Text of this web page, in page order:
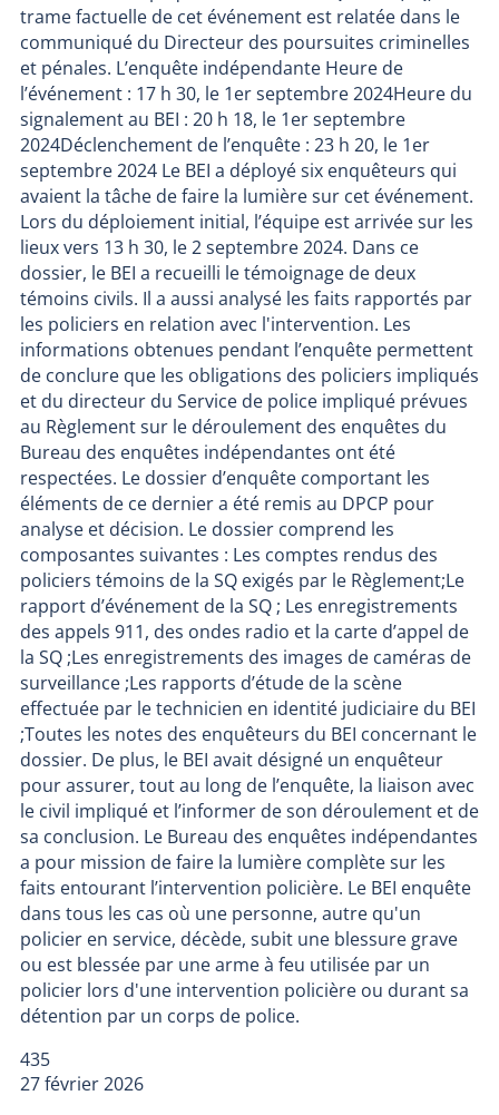
trame factuelle de cet événement est relatée dans le
communiqué du Directeur des poursuites criminelles
et pénales. L’enquête indépendante Heure de
l’événement : 17 h 30, le 1er septembre 2024Heure du
signalement au BEI : 20 h 18, le 1er septembre
2024Déclenchement de l’enquête : 23 h 20, le 1er
septembre 2024 Le BEI a déployé six enquêteurs qui
avaient la tâche de faire la lumière sur cet événement.
Lors du déploiement initial, l’équipe est arrivée sur les
lieux vers 13 h 30, le 2 septembre 2024. Dans ce
dossier, le BEI a recueilli le témoignage de deux
témoins civils. Il a aussi analysé les faits rapportés par
les policiers en relation avec l'intervention. Les
informations obtenues pendant l’enquête permettent
de conclure que les obligations des policiers impliqués
et du directeur du Service de police impliqué prévues
au Règlement sur le déroulement des enquêtes du
Bureau des enquêtes indépendantes ont été
respectées. Le dossier d’enquête comportant les
éléments de ce dernier a été remis au DPCP pour
analyse et décision. Le dossier comprend les
composantes suivantes : Les comptes rendus des
policiers témoins de la SQ exigés par le Règlement;Le
rapport d’événement de la SQ ; Les enregistrements
des appels 911, des ondes radio et la carte d’appel de
la SQ ;Les enregistrements des images de caméras de
surveillance ;Les rapports d’étude de la scène
effectuée par le technicien en identité judiciaire du BEI
;Toutes les notes des enquêteurs du BEI concernant le
dossier. De plus, le BEI avait désigné un enquêteur
pour assurer, tout au long de l’enquête, la liaison avec
le civil impliqué et l’informer de son déroulement et de
sa conclusion. Le Bureau des enquêtes indépendantes
a pour mission de faire la lumière complète sur les
faits entourant l’intervention policière. Le BEI enquête
dans tous les cas où une personne, autre qu'un
policier en service, décède, subit une blessure grave
ou est blessée par une arme à feu utilisée par un
policier lors d'une intervention policière ou durant sa
détention par un corps de police.
435
27 février 2026